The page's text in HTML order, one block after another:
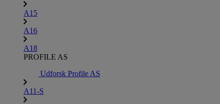
A15
A16
A18
PROFILE AS
Udforsk Profile AS
A11-S